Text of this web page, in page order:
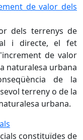
de valor dels
dels terrenys de
i directe, el fet
de valor
naturalesa urbana
de la
terreny o de la
urbana.
constituïdes de